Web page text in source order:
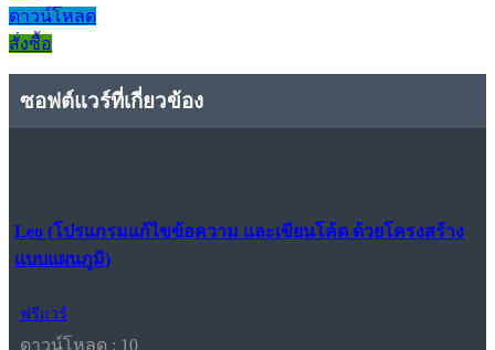
ดาวน์โหลด
สั่งซื้อ
ซอฟต์แวร์ที่เกี่ยวข้อง
Leo (โปรแกรมแก้ไขข้อความ และเขียนโค้ด ด้วยโครงสร้าง
แบบแผนภูมิ)
ฟรีแวร์
ดาวน์โหลด : 10